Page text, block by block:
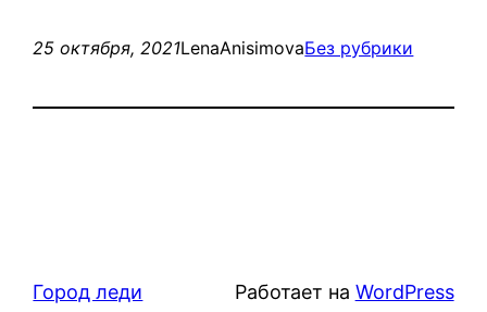
25 октября, 2021LenaAnisimovaБез рубрики
Город леди Работает на WordPress